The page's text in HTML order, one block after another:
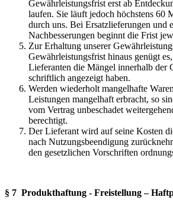
Gewährleistungsfrist erst ab
laufen. Sie läuft jedoch höchstens 60
durch uns. Bei Ersatzlieferungen und
Nachbesserungen beginnt die Frist
Zur Erhaltung unserer
Gewährleistungsfrist hinaus genügt
Lieferanten die Mängel innerhalb der
schriftlich angezeigt haben.
Werden wiederholt mangelhafte
Leistungen mangelhaft erbracht, so
vom Vertrag unbeschadet
berechtigt.
Der Lieferant wird auf seine Kosten
nach Nutzungsbeendigung
den gesetzlichen Vorschriften
§ 7 Produkthaftung - Freistellung –